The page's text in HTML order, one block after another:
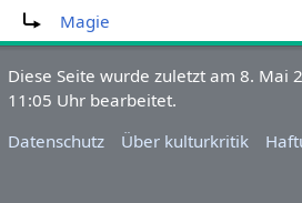
Magie
Diese Seite wurde zuletzt am 8. Mai
11:05 Uhr bearbeitet.
Datenschutz
Über kulturkritik